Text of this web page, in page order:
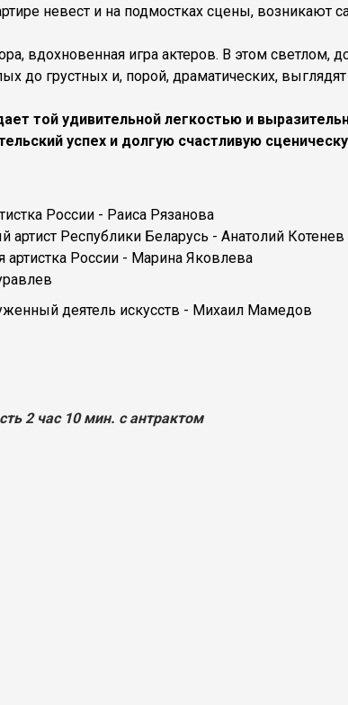
невест и на подмостках сцены,
вдохновенная игра актеров. В этом светлом,
до грустных и, порой, драматических,
той удивительной легкостью и
успех и долгую счастливую
России - Раиса Рязанова
артист Республики Беларусь - Анатолий Котенев
артистка России - Марина Яковлева
деятель искусств - Михаил Мамедов
2 час 10 мин. с антрактом